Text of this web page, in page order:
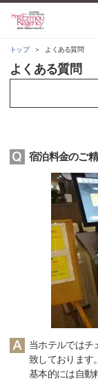
トップ よくある質問
よくある質問
宿泊料金のご
当ホテルではチ
致しております。
基本的には自動